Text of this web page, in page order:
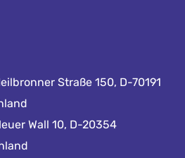
Straße 150, D-70191
Wall 10, D-20354